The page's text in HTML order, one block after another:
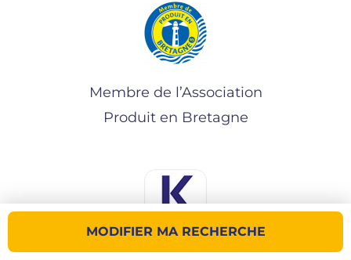
MODIFIER MA RECHERCHE
Membre de l’Association
Produit en Bretagne